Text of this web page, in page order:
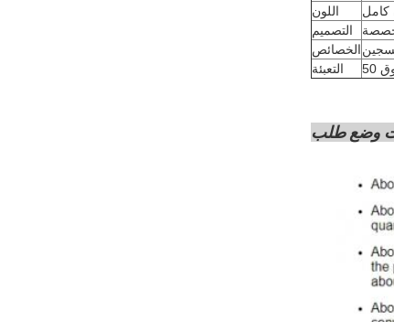
اللون
كامل
التصميم
الخصائص
التعبئة
وضع طلب